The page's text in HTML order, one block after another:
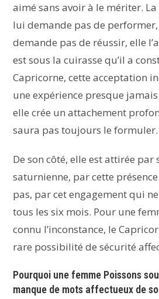
aimé sans avoir à le mériter.
lui demande pas de
demande pas de réussir, elle
est sous la cuirasse qu’il a
Capricorne, cette acceptation
une expérience presque
elle crée un attachement
saura pas toujours le formuler.
De son côté, elle est attirée par
saturnienne, par cette
pas, par cet engagement qui
tous les six mois. Pour une
connu l’inconstance, le
rare possibilité de sécurité
Pourquoi une femme Poissons
manque de mots affectueux de